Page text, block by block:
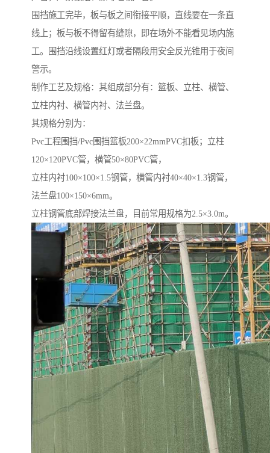
围挡施工完毕，板与板之间衔接平顺，直线要在一条直
线上；板与板不得留有缝隙，即在场外不能看见场内施
工。围挡沿线设置红灯或者隔段用安全反光锥用于夜间
警示。
制作工艺及规格：其组成部分有：篮板、立柱、横管、
立柱内衬、横管内衬、法兰盘。
其规格分别为：
Pvc工程围挡/Pvc围挡篮板200×22mmPVC扣板；立柱
120×120PVC管，横管50×80PVC管，
立柱内衬100×100×1.5钢管，横管内衬40×40×1.3钢管，
法兰盘100×150×6mm。
立柱钢管底部焊接法兰盘，目前常用规格为2.5×3.0m。